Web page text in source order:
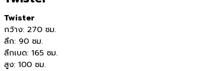
Twister
กว้าง: 270 ซม.
ลึก: 90 ซม.
ลึกเบด: 165 ซม.
สูง: 100 ซม.